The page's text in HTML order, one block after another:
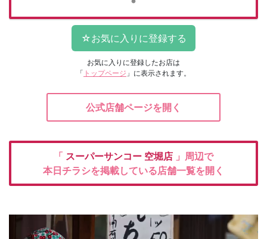
お気に入りに登録したお店は
「 トップページ 」に表示されます。
公式店舗ページを開く
「 スーパーサンコー 空堀店 」周辺で
本日チラシを掲載している店舗一覧を開く